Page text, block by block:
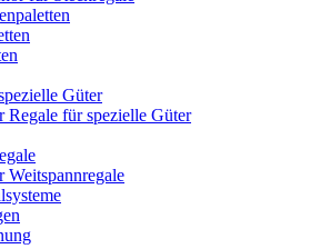
Güter
Regale für spezielle Güter
Weitspannregale